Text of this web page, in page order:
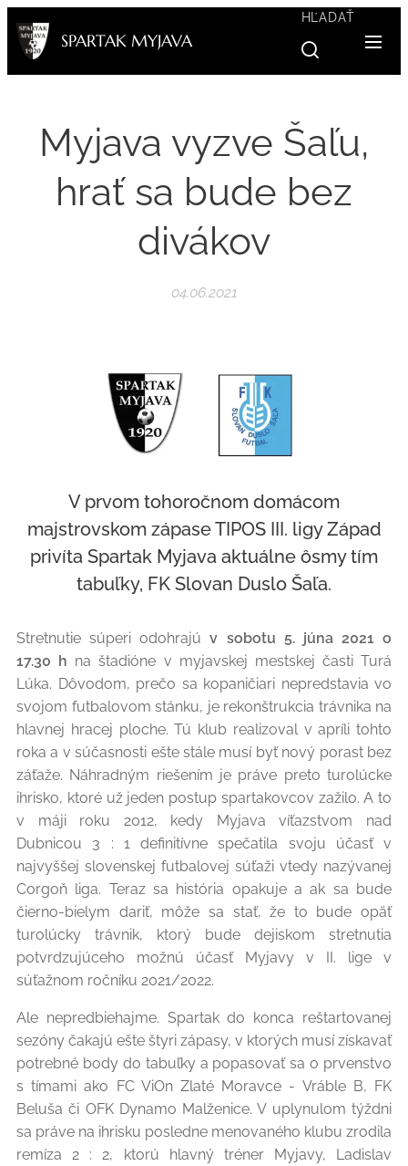
SPARTAK MYJAVA
HĽADAŤ
Myjava vyzve Šaľu,
hrať sa bude bez
divákov
04.06.2021
V prvom tohoročnom domácom
majstrovskom zápase TIPOS III. ligy Západ
privíta Spartak Myjava aktuálne ôsmy tím
tabuľky, FK Slovan Duslo Šaľa.
Stretnutie súperi odohrajúv sobotu 5. júna 2021 o
17.30 h na štadióne v myjavskej mestskej časti Turá
Lúka. Dôvodom, prečo sa kopaničiari nepredstavia vo
svojom futbalovom stánku, je rekonštrukcia trávnika na
hlavnej hracej ploche. Tú klub realizoval v apríli tohto
roka a v súčasnosti ešte stále musí byť nový porast bez
záťaže. Náhradným riešením je práve preto turolúcke
ihrisko, ktoré už jeden postup spartakovcov zažilo. A to
v máji roku 2012, kedy Myjava víťazstvom nad
Dubnicou 3 : 1 definitívne spečatila svoju účasť v
najvyššej slovenskej futbalovej súťaži vtedy nazývanej
Corgoň liga. Teraz sa história opakuje a ak sa bude
čierno-bielym dariť, môže sa stať, že to bude opäť
turolúcky trávnik, ktorý bude dejiskom stretnutia
potvrdzujúceho možnú účasť Myjavy v II. lige v
súťažnom ročníku 2021/2022.
Ale nepredbiehajme. Spartak do konca reštartovanej
sezóny čakajú ešte štyri zápasy, v ktorých musí získavať
potrebné body do tabuľky a popasovať sa o prvenstvo
s tímami ako FC ViOn Zlaté Moravce - Vráble B, FK
Beluša či OFK Dynamo Malženice. V uplynulom týždni
sa práve na ihrisku posledne menovaného klubu zrodila
remíza 2 : 2, ktorú hlavný tréner Myjavy, Ladislav